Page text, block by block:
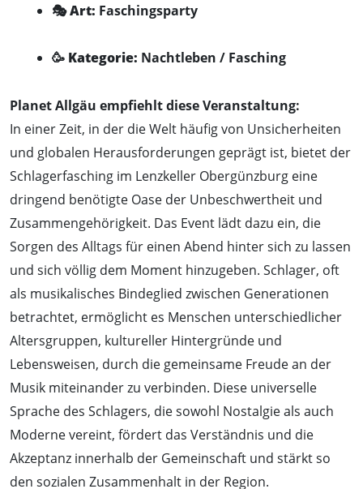
🎭Art: Faschingsparty
🥳 Kategorie: Nachtleben / Fasching
Planet Allgäu empfiehlt diese Veranstaltung:
In einer Zeit, in der die Welt häufig von Unsicherheiten
und globalen Herausforderungen geprägt ist, bietet der
Schlagerfasching im Lenzkeller Obergünzburg eine
dringend benötigte Oase der Unbeschwertheit und
Zusammengehörigkeit. Das Event lädt dazu ein, die
Sorgen des Alltags für einen Abend hinter sich zu lassen
und sich völlig dem Moment hinzugeben. Schlager, oft
als musikalisches Bindeglied zwischen Generationen
betrachtet, ermöglicht es Menschen unterschiedlicher
Altersgruppen, kultureller Hintergründe und
Lebensweisen, durch die gemeinsame Freude an der
Musik miteinander zu verbinden. Diese universelle
Sprache des Schlagers, die sowohl Nostalgie als auch
Moderne vereint, fördert das Verständnis und die
Akzeptanz innerhalb der Gemeinschaft und stärkt so
den sozialen Zusammenhalt in der Region.